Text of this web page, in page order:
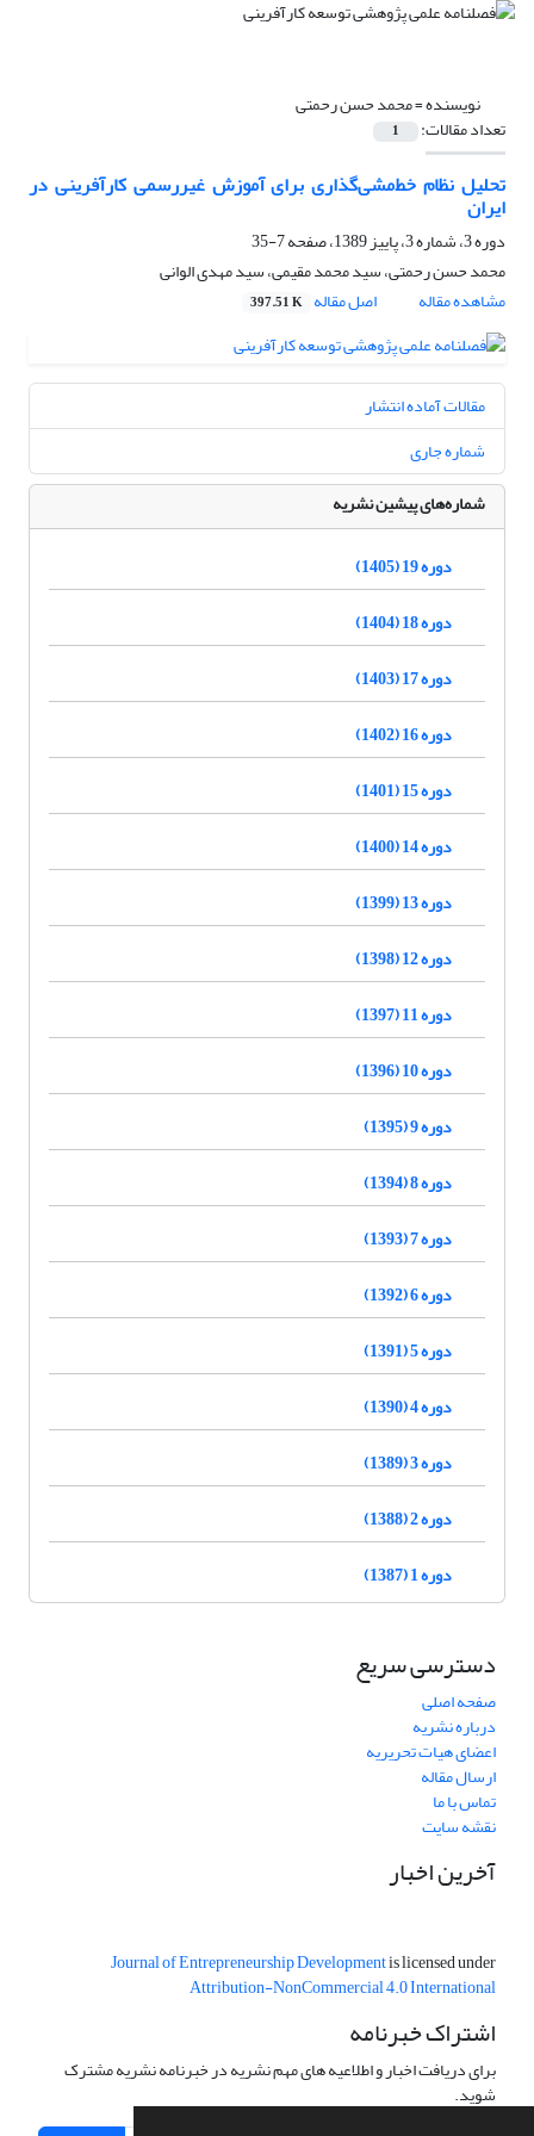
نویسنده =محمد حسن رحمتی
تعداد مقالات: 1
تحلیل نظام خط‌مشی‌گذاری برای آموزش غیررسمی کارآفرینی در
ایران
دوره 3، شماره 3، پاییز 1389، صفحه
7-35
محمد حسن رحمتی، سید محمد مقیمی، سید مهدی الوانی
مشاهده مقاله
اصل مقاله 397.51 K
مقالات آماده انتشار
شماره جاری
شماره‌های پیشین نشریه
دوره 19 (1405)
دوره 18 (1404)
دوره 17 (1403)
دوره 16 (1402)
دوره 15 (1401)
دوره 14 (1400)
دوره 13 (1399)
دوره 12 (1398)
دوره 11 (1397)
دوره 10 (1396)
دوره 9 (1395)
دوره 8 (1394)
دوره 7 (1393)
دوره 6 (1392)
دوره 5 (1391)
دوره 4 (1390)
دوره 3 (1389)
دوره 2 (1388)
دوره 1 (1387)
دسترسی سریع
صفحه اصلی
درباره نشریه
اعضای هیات تحریریه
ارسال مقاله
تماس با ما
نقشه سایت
آخرین اخبار
Journal of Entrepreneurship Developmentis licensed under
Attribution-NonCommercial 4.0 International
اشتراک خبرنامه
برای دریافت اخبار و اطلاعیه های مهم نشریه در خبرنامه نشریه مشترک
شوید.